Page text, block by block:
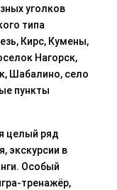
уголков
типа
Кирс, Кумены,
Нагорск,
Шабалино, село
пункты
целый ряд
экскурсии в
Особый
тренажёр,